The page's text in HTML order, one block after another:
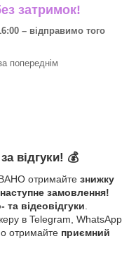
затримок!
– відправимо того
попереднім
відгуки! 💰
отримайте знижку
замовлення!
та відеовідгуки.
в Telegram, WhatsApp
отримайте приємний